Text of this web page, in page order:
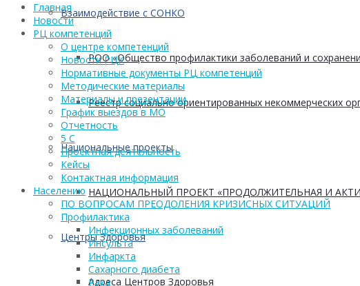
Взаимодействие с СОНКО
РОО «Общество профилактики заболеваний и
Реестр социально ориентированных некоммерческих
Национальные проекты
НАЦИОНАЛЬНЫЙ ПРОЕКТ «ПРОДОЛЖИТЕЛЬНАЯ И
Центры Здоровья
Адреса Центров Здоровья
Главная
Новости
РЦ компетенций
О центре компетенций
Новости РЦК
Нормативные документы РЦ компетенций
Методические материалы
Материалы и презентации
График выездов в МО
Отчетность
5 С
Проектная деятельность
Кейсы
Контактная информация
Населению
ПО ВОПРОСАМ ПРЕОДОЛЕНИЯ КРИЗИСНЫХ СИТУАЦИЙ
Профилактика
Инфекционных заболеваний
Инсульта
Инфаркта
Сахарного диабета
Рака